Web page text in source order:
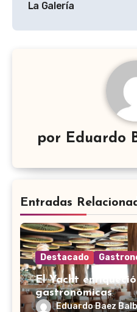
entradas
La Galería
por Eduardo
Entradas
Destacado
El Yacht
gastronómicas
Eduardo Baez